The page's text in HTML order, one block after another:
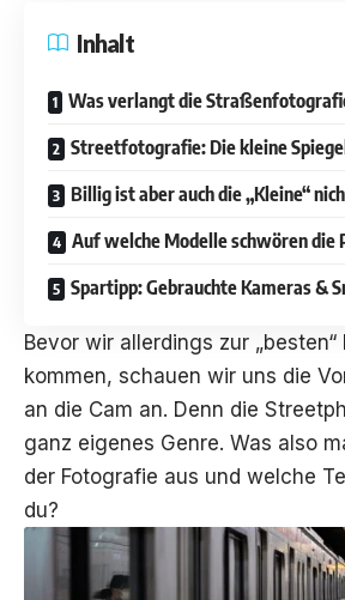
Inhalt
Was verlangt die
Streetfotografie: Die kleine
Billig ist aber auch die „Kleine“
Auf welche Modelle schwören die
Spartipp: Gebrauchte Kameras &
Bevor wir allerdings zur „besten“
kommen, schauen wir uns die
an die Cam an. Denn die
ganz eigenes Genre. Was also
der Fotografie aus und welche
du?